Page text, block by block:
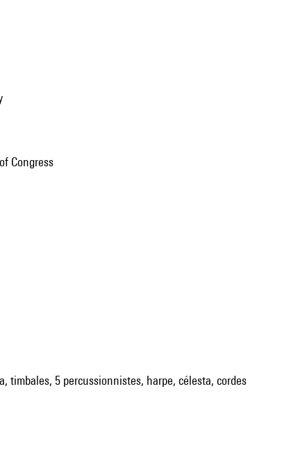
Congress
timbales, 5 percussionnistes, harpe, célesta, cordes